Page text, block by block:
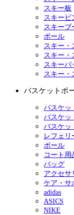
スキー板
スキービ
スキーブ
ポール
スキー・
スキー・
スキーバ
スキー・
バスケットボ
バスケッ
バスケッ
バスケッ
レフェリ
ボール
コート用
バッグ
アクセサ
ケア・サ
adidas
ASICS
NIKE